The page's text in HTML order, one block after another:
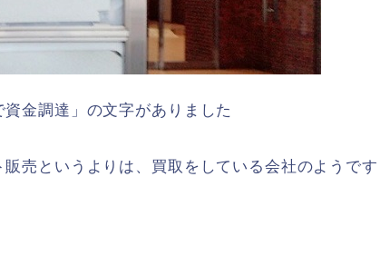
金調達」の文字がありました
売というよりは、買取をしている会社のようです